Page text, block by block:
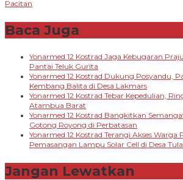
Pacitan
Baca Juga
Yonarmed 12 Kostrad Jaga Kebugaran
Pantai Teluk Gurita
Yonarmed 12 Kostrad Dukung Posyandu,
Kembang Balita di Desa Lakmars
Yonarmed 12 Kostrad Tebar Kepedulian,
Atambua Barat
Yonarmed 12 Kostrad Bangkitkan
Gotong Royong di Perbatasan
Yonarmed 12 Kostrad Terangi Akses Warga
Pemasangan Lampu Solar Cell di Desa
Jangan Lewatkan